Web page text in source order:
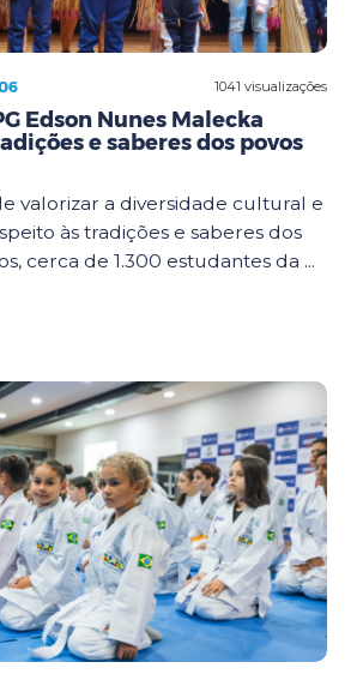
1041 visualizações
Edson Nunes Malecka
e saberes dos povos
valorizar a diversidade cultural e
às tradições e saberes dos
cerca de 1.300 estudantes da ...